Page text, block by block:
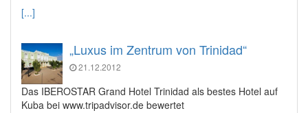
[...]
„Luxus im Zentrum von Trinidad“
21.12.2012
Das IBEROSTAR Grand Hotel Trinidad als bestes Hotel auf
Kuba bei www.tripadvisor.de bewertet